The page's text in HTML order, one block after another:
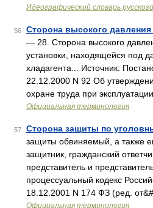
Идеографический словарь
56
Сторона высокого
— 28. Сторона высокого
установки, находящейся под
хладагента... Источник:
22.12.2000 N 92 Об
охране труда при
Официальная терминология
57 Сторона защиты по
защиты обвиняемый, а также
защитник, гражданский
представитель и
процессуальный кодекс
18.12.2001 N 174 ФЗ (ред.
Официальная терминология